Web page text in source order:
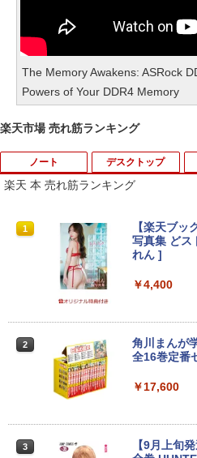
The Memory Awakens: ASRock
Powers of Your DDR4 Memory
楽天市場 売れ筋ランキング
ノート
1
[訳アリ★格
s11 15.6型
メモリ8GB
ルチ
￥12,800
U メモリ
HD
LAN テンキ
デスクトップ
1
PHILIPS
インチワイ
ルHD）16:9
拠 PS4
00-8/11
万色
画面 TÜV
スタンド
楽天 本 売れ筋ランキング
1
【楽天ブ
写真集 ど
れん ]
￥4,400
2
角川まんが
全16巻定
￥17,600
3
【9月上旬